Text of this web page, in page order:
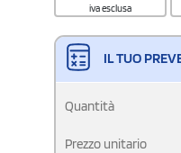
iva esclusa
IL TUO
Quantità
Prezzo unitario